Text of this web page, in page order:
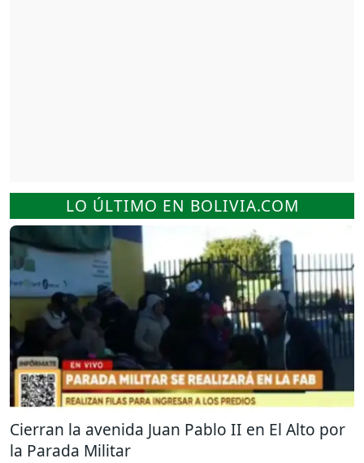
LO ÚLTIMO EN BOLIVIA.COM
Cierran la avenida Juan Pablo II en El Alto por
la Parada Militar